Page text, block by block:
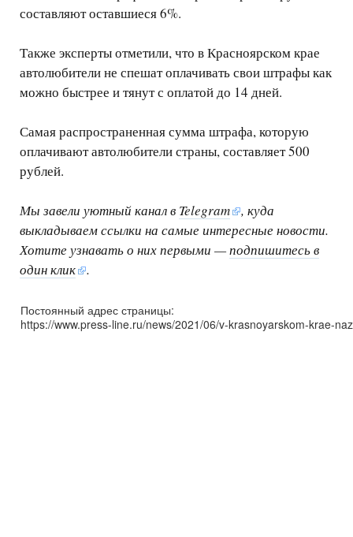
составляют оставшиеся 6%.
Также эксперты отметили, что в Красноярском крае
автолюбители не спешат оплачивать свои штрафы как
можно быстрее и тянут с оплатой до 14 дней.
Самая распространенная сумма штрафа, которую
оплачивают автолюбители страны, составляет 500
рублей.
Мы завели уютный канал в Telegram
, куда
выкладываем ссылки на самые интересные новости.
Хотите узнавать о них первыми —подпишитесь в
один клик
.
Постоянный адрес страницы:
https://www.press-line.ru/news/2021/06/v-krasnoyarskom-krae-